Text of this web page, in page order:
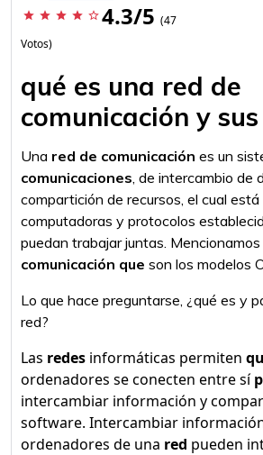
star star star star star_border 4.3/5 (47
Votos)
qué es una red de
comunicación y
Una red de comunicación es un
comunicaciones, de intercambio de
compartición de recursos, el cual
computadoras y protocolos
puedan trabajar juntas. Mencionamos
comunicación que son los modelos
Lo que hace preguntarse, ¿qué es y
red?
Las redes informáticas permiten
ordenadores se conecten entre sí
intercambiar información y
software. Intercambiar
ordenadores de una red pueden